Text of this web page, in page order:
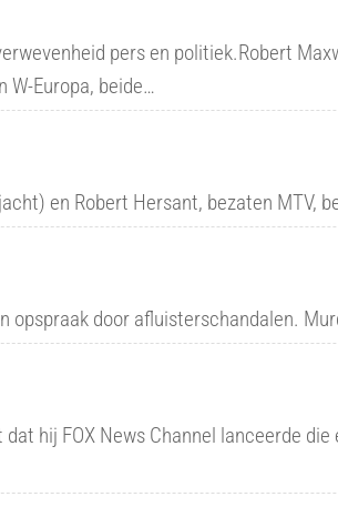
pers en politiek.Robert
W-Europa, beide…
en Robert Hersant, bezaten MTV,
opspraak door afluisterschandalen.
hij FOX News Channel lanceerde